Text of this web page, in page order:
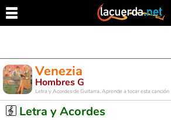
Venezia
Hombres G
Letra y Acordes de Guitarra. Aprende a tocar esta canción
Letra y Acordes